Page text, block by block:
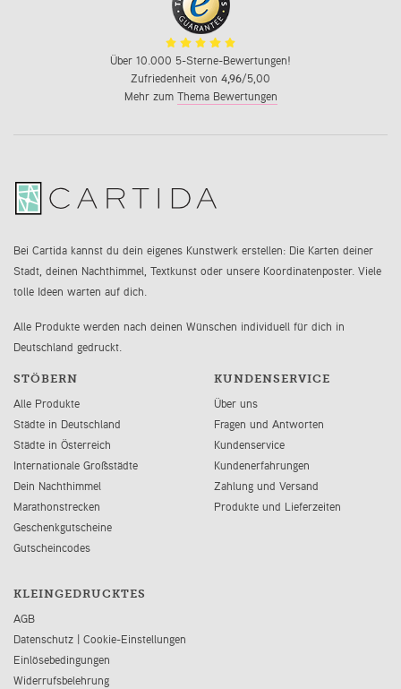
Über 10.000 5-Sterne-Bewertungen!
Zufriedenheit von 4,96/5,00
Mehr zum Thema Bewertungen
Bei Cartida kannst du dein eigenes Kunstwerk erstellen: Die Karten deiner
Stadt, deinen Nachthimmel, Textkunst oder unsere Koordinatenposter. Viele
tolle Ideen warten auf dich.
Alle Produkte werden nach deinen Wünschen individuell für dich in
Deutschland gedruckt.
STÖBERN
Alle Produkte
Städte in Deutschland
Städte in Österreich
Internationale Großstädte
Dein Nachthimmel
Marathonstrecken
Geschenkgutscheine
Gutscheincodes
KUNDENSERVICE
Über uns
Fragen und Antworten
Kundenservice
Kundenerfahrungen
Zahlung und Versand
Produkte und Lieferzeiten
KLEINGEDRUCKTES
AGB
Datenschutz | Cookie-Einstellungen
Einlösebedingungen
Widerrufsbelehrung